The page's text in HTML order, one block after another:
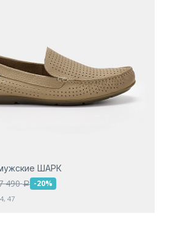
ШАРК
490a -20%
47